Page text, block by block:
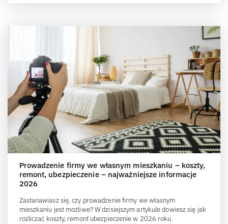
Prowadzenie firmy we własnym mieszkaniu – koszty,
remont, ubezpieczenie – najważniejsze informacje
2026
Zastanawiasz się, czy prowadzenie firmy we własnym
mieszkaniu jest możliwe? W dzisiejszym artykule dowiesz się jak
rozliczać koszty, remont ubezpieczenie w 2026 roku.